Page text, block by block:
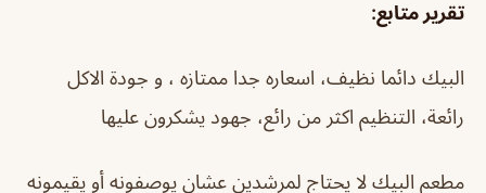
تقرير متابع:
البيك دائما نظيف، اسعاره جدا ممتازه ، و جودة الاكل
رائعة، التنظيم اكثر من رائع، جهود يشكرون عليها
مطعم البيك لا يحتاج لمرشدين عشان يوصفونه أو يقيمونه